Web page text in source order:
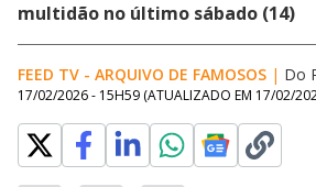
multidão no último sábado (14)
FEED TV - ARQUIVO DE FAMOSOS | Do
17/02/2026 - 15H59 (ATUALIZADO EM 17/02/